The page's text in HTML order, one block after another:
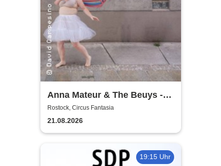
Anna Mateur & The Beuys -
Kaoshüter
Rostock, Circus Fantasia
21.08.2026
19:15 Uhr